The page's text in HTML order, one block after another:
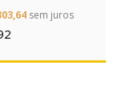
sem juros